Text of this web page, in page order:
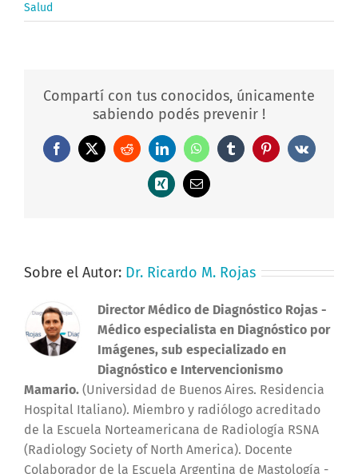
Salud
Compartí con tus conocidos, únicamente
sabiendo podés prevenir !
Facebook
X RedditLinkedInWhatsAppTumblrPinterestVk
Xing
Correo
electrónico
Sobre el Autor: Dr. Ricardo M. Rojas
Director Médico de Diagnóstico Rojas -
Médico especialista en Diagnóstico por
Imágenes, sub especializado en
Diagnóstico e Intervencionismo
Mamario. (Universidad de Buenos Aires. Residencia
Hospital Italiano). Miembro y radiólogo acreditado
de la Escuela Norteamericana de Radiología RSNA
(Radiology Society of North America). Docente
Colaborador de la Escuela Argentina de Mastología -